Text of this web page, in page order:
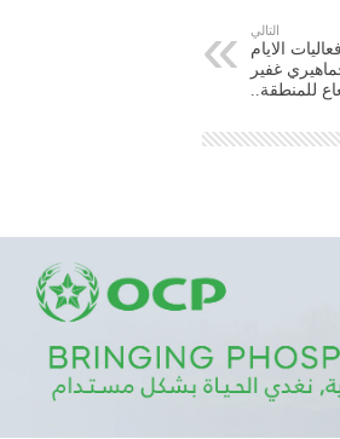
التالي
الايام
غفير
للمنطقة..